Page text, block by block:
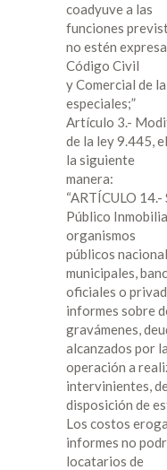
coadyuve a las
funciones
no estén
Código Civil
y Comercial de
especiales;”
Artículo 3.-
de la ley 9.445,
la siguiente
manera:
“ARTÍCULO
Público
organismos
públicos
municipales,
oficiales o
informes sobre
gravámenes,
alcanzados por la
operación a
intervinientes,
disposición de
Los costos
informes no
locatarios de